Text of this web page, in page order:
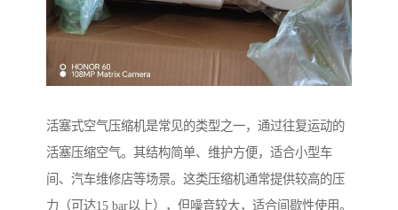
活塞式空气压缩机是常见的类型之一，通过往复运动的
活塞压缩空气。其结构简单、维护方便，适合小型车
间、汽车维修店等场景。这类压缩机通常提供较高的压
力（可达15 bar以上），但噪音较大，适合间歇性使用。